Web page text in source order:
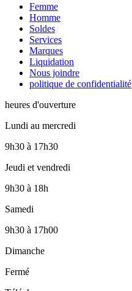
Femme
Homme
Soldes
Services
Marques
Liquidation
Nous joindre
politique de confidentialité
heures d'ouverture
Lundi au mercredi
9h30 à 17h30
Jeudi et vendredi
9h30 à 18h
Samedi
9h30 à 17h00
Dimanche
Fermé